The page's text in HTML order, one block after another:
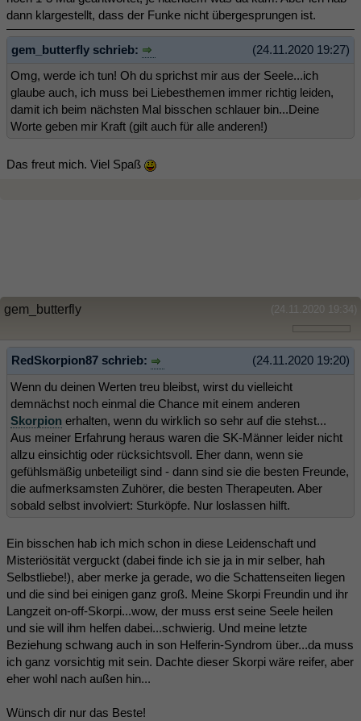
dann klargestellt, dass der Funke nicht übergesprungen ist.
(24.11.2020 19:27)
gem_butterfly schrieb:
Omg, werde ich tun! Oh du sprichst mir aus der Seele...ich
glaube auch, ich muss bei Liebesthemen immer richtig leiden,
damit ich beim nächsten Mal bisschen schlauer bin...Deine
Worte geben mir Kraft (gilt auch für alle anderen!)
Das freut mich. Viel Spaß
(24.11.2020 19:34)
gem_butterfly
(24.11.2020 19:20)
RedSkorpion87 schrieb:
Wenn du deinen Werten treu bleibst, wirst du vielleicht
demnächst noch einmal die Chance mit einem anderen
Skorpion erhalten, wenn du wirklich so sehr auf die stehst...
Aus meiner Erfahrung heraus waren die SK-Männer leider nicht
allzu einsichtig oder rücksichtsvoll. Eher dann, wenn sie
gefühlsmäßig unbeteiligt sind - dann sind sie die besten Freunde,
die aufmerksamsten Zuhörer, die besten Therapeuten. Aber
sobald selbst involviert: Sturköpfe. Nur loslassen hilft.
Ein bisschen hab ich mich schon in diese Leidenschaft und
Misteriösität verguckt (dabei finde ich sie ja in mir selber, hah
Selbstliebe!), aber merke ja gerade, wo die Schattenseiten liegen
und die sind bei einigen ganz groß. Meine Skorpi Freundin und ihr
Langzeit on-off-Skorpi...wow, der muss erst seine Seele heilen
und sie will ihm helfen dabei...schwierig. Und meine letzte
Beziehung schwang auch in son Helferin-Syndrom über...da muss
ich ganz vorsichtig mit sein. Dachte dieser Skorpi wäre reifer, aber
eher wohl nach außen hin...
Wünsch dir nur das Beste!